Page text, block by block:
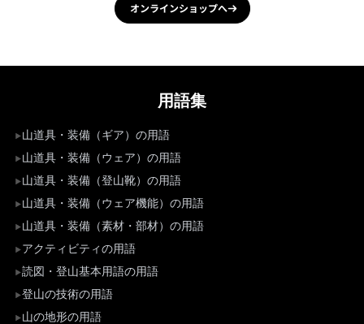
オンラインショップへ
用語集
山道具・装備（ギア）の用語
山道具・装備（ウェア）の用語
山道具・装備（登山靴）の用語
山道具・装備（ウェア機能）の用語
山道具・装備（素材・部材）の用語
アクティビティの用語
読図・登山基本用語の用語
登山の技術の用語
山の地形の用語